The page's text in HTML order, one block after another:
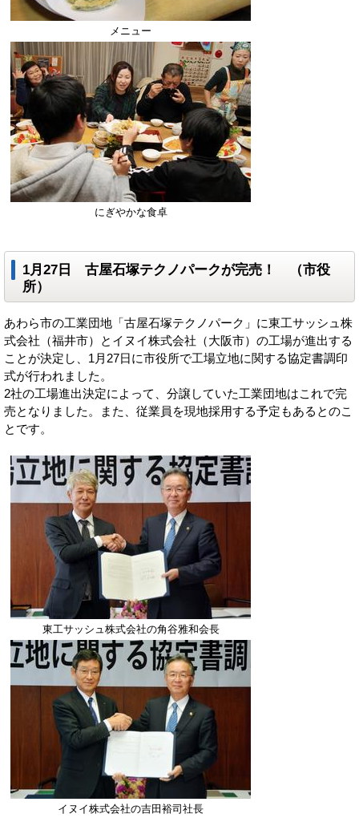
メニュー
にぎやかな食卓
1月27日 古屋石塚テクノパークが完売！ （市役
所）
あわら市の工業団地「古屋石塚テクノパーク」に東工サッシュ株
式会社（福井市）とイヌイ株式会社（大阪市）の工場が進出する
ことが決定し、1月27日に市役所で工場立地に関する協定書調印
式が行われました。
2社の工場進出決定によって、分譲していた工業団地はこれで完
売となりました。また、従業員を現地採用する予定もあるとのこ
とです。
東工サッシュ株式会社の角谷雅和会長
イヌイ株式会社の吉田裕司社長